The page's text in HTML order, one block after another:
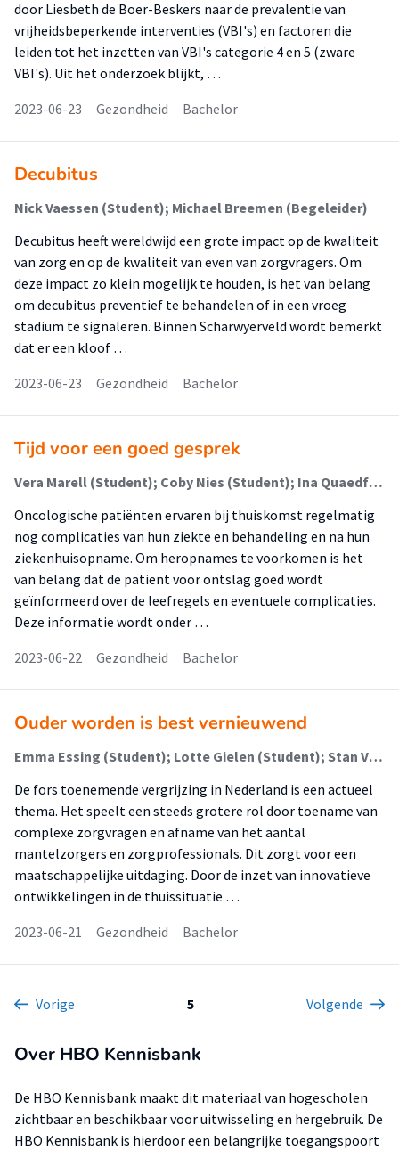
door Liesbeth de Boer-Beskers naar de prevalentie van
vrijheidsbeperkende interventies (VBI's) en factoren die
leiden tot het inzetten van VBI's categorie 4 en 5 (zware
VBI's). Uit het onderzoek blijkt, …
2023-06-23
Gezondheid Bachelor
Decubitus
Nick Vaessen (Student); Michael Breemen (Begeleider)
Decubitus heeft wereldwijd een grote impact op de kwaliteit
van zorg en op de kwaliteit van even van zorgvragers. Om
deze impact zo klein mogelijk te houden, is het van belang
om decubitus preventief te behandelen of in een vroeg
stadium te signaleren. Binnen Scharwyerveld wordt bemerkt
dat er een kloof …
2023-06-23
Gezondheid Bachelor
Tijd voor een goed gesprek
Vera Marell (Student); Coby Nies (Student); Ina Quaedflieg (Begeleider)
Oncologische patiënten ervaren bij thuiskomst regelmatig
nog complicaties van hun ziekte en behandeling en na hun
ziekenhuisopname. Om heropnames te voorkomen is het
van belang dat de patiënt voor ontslag goed wordt
geïnformeerd over de leefregels en eventuele complicaties.
Deze informatie wordt onder …
2023-06-22
Gezondheid Bachelor
Ouder worden is best vernieuwend
Emma Essing (Student); Lotte Gielen (Student); Stan Vluggen (Begeleider)
De fors toenemende vergrijzing in Nederland is een actueel
thema. Het speelt een steeds grotere rol door toename van
complexe zorgvragen en afname van het aantal
mantelzorgers en zorgprofessionals. Dit zorgt voor een
maatschappelijke uitdaging. Door de inzet van innovatieve
ontwikkelingen in de thuissituatie …
2023-06-21
Gezondheid Bachelor
Vorige 5 Volgende
Over HBO Kennisbank
De HBO Kennisbank maakt dit materiaal van hogescholen
zichtbaar en beschikbaar voor uitwisseling en hergebruik. De
HBO Kennisbank is hierdoor een belangrijke toegangspoort